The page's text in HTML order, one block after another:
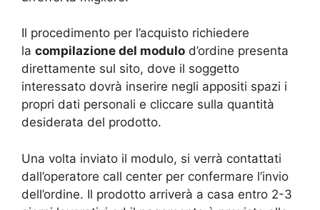
Il procedimento per l’acquisto richiedere
la compilazione del modulo d’ordine presenta
direttamente sul sito, dove il soggetto
interessato dovrà inserire negli appositi spazi i
propri dati personali e cliccare sulla quantità
desiderata del prodotto.
Una volta inviato il modulo, si verrà contattati
dall’operatore call center per confermare l’invio
dell’ordine. Il prodotto arriverà a casa entro 2-3